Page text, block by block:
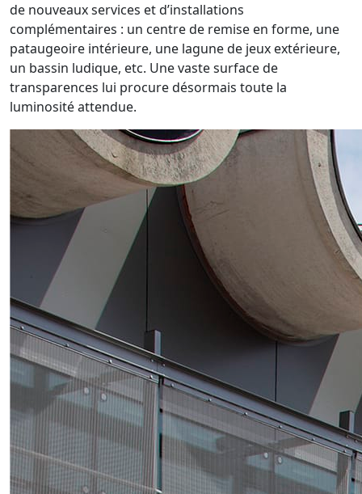
de nouveaux services et d’installations
complémentaires : un centre de remise en forme, une
pataugeoire intérieure, une lagune de jeux extérieure,
un bassin ludique, etc. Une vaste surface de
transparences lui procure désormais toute la
luminosité attendue.